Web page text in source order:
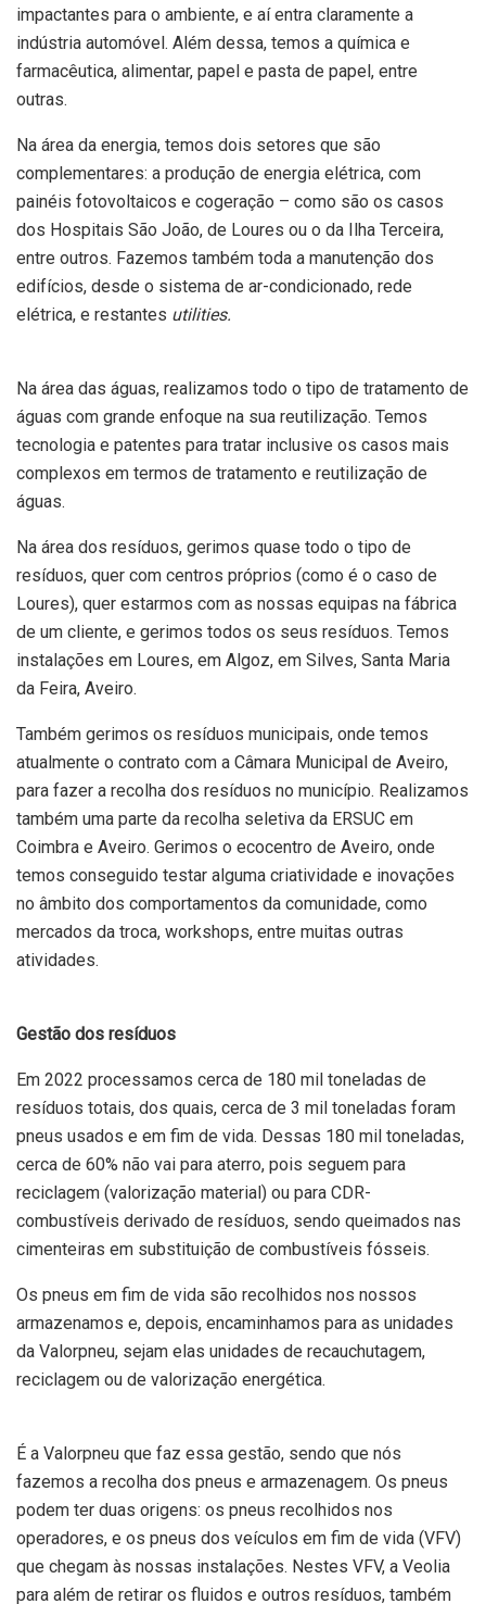
impactantes para o ambiente, e aí entra claramente a
indústria automóvel. Além dessa, temos a química e
farmacêutica, alimentar, papel e pasta de papel, entre
outras.
Na área da energia, temos dois setores que são
complementares: a produção de energia elétrica, com
painéis fotovoltaicos e cogeração – como são os casos
dos Hospitais São João, de Loures ou o da Ilha Terceira,
entre outros. Fazemos também toda a manutenção dos
edifícios, desde o sistema de ar-condicionado, rede
elétrica, e restantes utilities.
Na área das águas, realizamos todo o tipo de tratamento de
águas com grande enfoque na sua reutilização. Temos
tecnologia e patentes para tratar inclusive os casos mais
complexos em termos de tratamento e reutilização de
águas.
Na área dos resíduos, gerimos quase todo o tipo de
resíduos, quer com centros próprios (como é o caso de
Loures), quer estarmos com as nossas equipas na fábrica
de um cliente, e gerimos todos os seus resíduos. Temos
instalações em Loures, em Algoz, em Silves, Santa Maria
da Feira, Aveiro.
Também gerimos os resíduos municipais, onde temos
atualmente o contrato com a Câmara Municipal de Aveiro,
para fazer a recolha dos resíduos no município. Realizamos
também uma parte da recolha seletiva da ERSUC em
Coimbra e Aveiro. Gerimos o ecocentro de Aveiro, onde
temos conseguido testar alguma criatividade e inovações
no âmbito dos comportamentos da comunidade, como
mercados da troca, workshops, entre muitas outras
atividades.
Gestão dos resíduos
Em 2022 processamos cerca de 180 mil toneladas de
resíduos totais, dos quais, cerca de 3 mil toneladas foram
pneus usados e em fim de vida. Dessas 180 mil toneladas,
cerca de 60% não vai para aterro, pois seguem para
reciclagem (valorização material) ou para CDR-
combustíveis derivado de resíduos, sendo queimados nas
cimenteiras em substituição de combustíveis fósseis.
Os pneus em fim de vida são recolhidos nos nossos
armazenamos e, depois, encaminhamos para as unidades
da Valorpneu, sejam elas unidades de recauchutagem,
reciclagem ou de valorização energética.
É a Valorpneu que faz essa gestão, sendo que nós
fazemos a recolha dos pneus e armazenagem. Os pneus
podem ter duas origens: os pneus recolhidos nos
operadores, e os pneus dos veículos em fim de vida (VFV)
que chegam às nossas instalações. Nestes VFV, a Veolia
para além de retirar os fluidos e outros resíduos, também